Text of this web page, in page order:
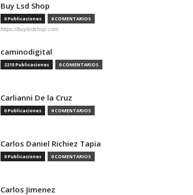
Buy Lsd Shop
0 Publicaciones 0 COMENTARIOS
https://buylsdshop.com
caminodigital
2215 Publicaciones 0 COMENTARIOS
Carlianni De la Cruz
0 Publicaciones 0 COMENTARIOS
Carlos Daniel Richiez Tapia
0 Publicaciones 0 COMENTARIOS
Carlos Jimenez